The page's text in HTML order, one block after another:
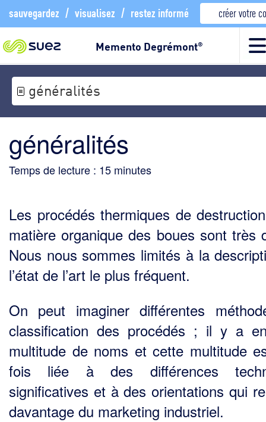
sauvegardez / visualisez / restez informé créer votre
Memento Degrémont®
généralités
généralités
Temps de lecture : 15 minutes
Les procédés thermiques de
matière organique des boues sont très
Nous nous sommes limités à la
l’état de l’art le plus fréquent.
On peut imaginer différentes
classification des procédés ; il y a
multitude de noms et cette multitude
fois liée à des différences
significatives et à des orientations qui
davantage du marketing industriel.